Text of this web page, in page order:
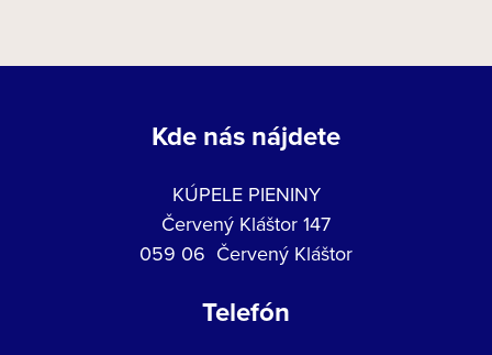
Kde nás nájdete
KÚPELE PIENINY
Červený Kláštor 147
059 06 Červený Kláštor
Telefón